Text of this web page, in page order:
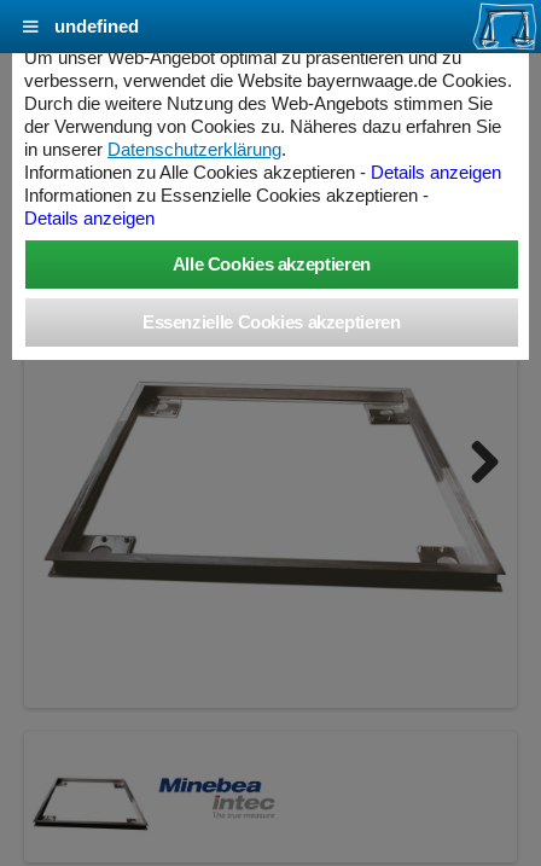
MINEBEA INTEC Grubenrahmen Edelstahl
1250 x 1250 mm YEG09CWS
Next
Cookie Einstellungen - bayernwaage.de
Um unser Web-Angebot optimal zu präsentieren und zu
verbessern, verwendet die Website bayernwaage.de Cookies.
Durch die weitere Nutzung des Web-Angebots stimmen Sie
der Verwendung von Cookies zu. Näheres dazu erfahren Sie
in unserer Datenschutzerklärung.
Informationen zu Alle Cookies akzeptieren - Details anzeigen
Informationen zu Essenzielle Cookies akzeptieren -
Details anzeigen
undefined
Controller